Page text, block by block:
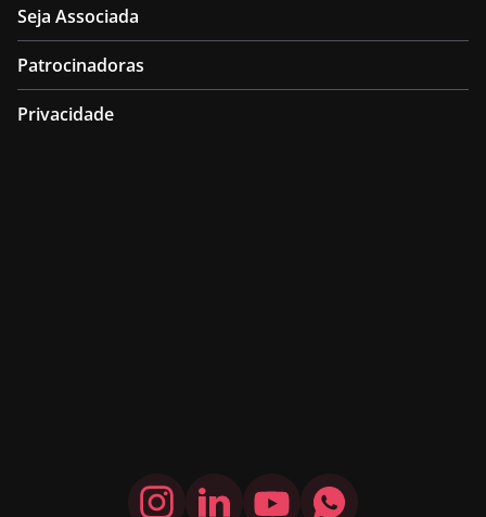
Seja Associada
Patrocinadoras
Privacidade